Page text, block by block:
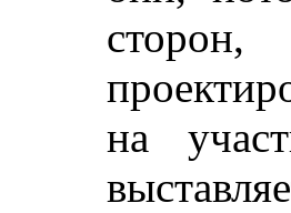
сторон,
на